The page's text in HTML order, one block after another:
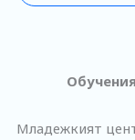
Младежкият